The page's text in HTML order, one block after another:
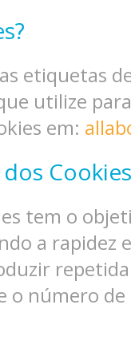
etiquetas
utilize
em:
tem o
a rapidez
o número